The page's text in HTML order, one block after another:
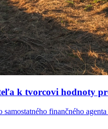
k tvorcovi hodnoty
finančného